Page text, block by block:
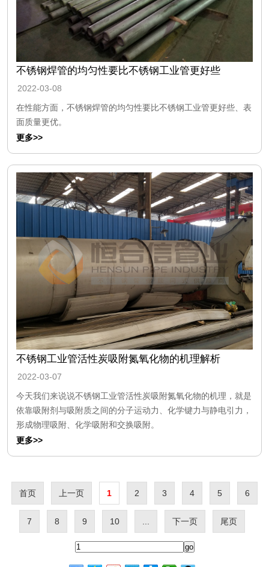
不锈钢焊管的均匀性要比不锈钢工业管更好些
2022-03-08
在性能方面，不锈钢焊管的均匀性要比不锈钢工业管更好些、表
面质量更优。
更多>>
不锈钢工业管活性炭吸附氮氧化物的机理解析
2022-03-07
今天我们来说说不锈钢工业管活性炭吸附氮氧化物的机理，就是
依靠吸附剂与吸附质之间的分子运动力、化学键力与静电引力，
形成物理吸附、化学吸附和交换吸附。
更多>>
首页 上一页 1 2 3 4 5 6
7 8 9 10 ... 下一页 尾页